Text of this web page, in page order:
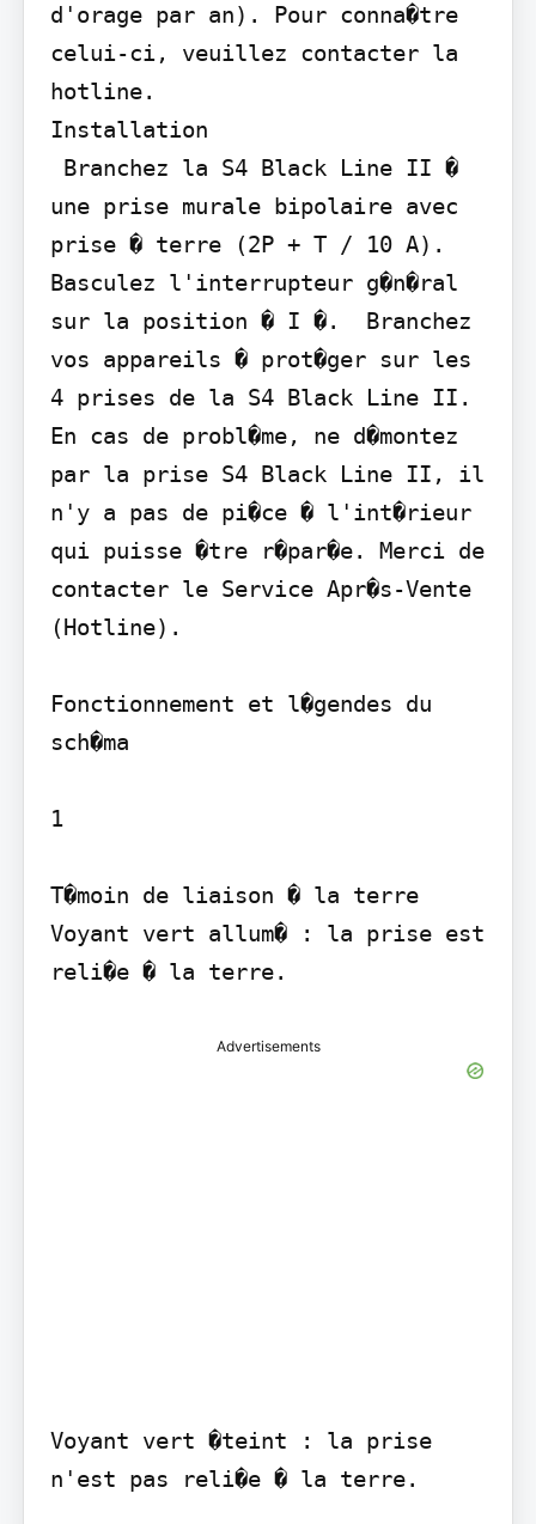
d'orage par an). Pour conna�tre
celui-ci, veuillez contacter la
hotline.
Installation
une prise murale bipolaire avec
prise � terre (2P + T / 10 A).
Basculez l'interrupteur g�n�ral
sur la position � I �.  Branchez
vos appareils � prot�ger sur les
4 prises de la S4 Black Line II.
En cas de probl�me, ne d�montez
par la prise S4 Black Line II, il
n'y a pas de pi�ce � l'int�rieur
qui puisse �tre r�par�e. Merci de
contacter le Service Apr�s-Vente
(Hotline).
Fonctionnement et l�gendes du
sch�ma
1
T�moin de liaison � la terre
Voyant vert allum� : la prise est
reli�e � la terre.
Advertisements
Voyant vert �teint : la prise
n'est pas reli�e � la terre.